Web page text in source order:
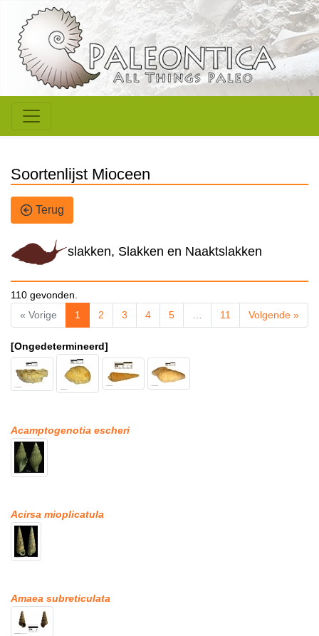
Soortenlijst Mioceen
Terug
slakken, Slakken en Naaktslakken
110 gevonden.
« Vorige
1 2 3 4 5 … 11 Volgende »
[Ongedetermineerd]
Acamptogenotia escheri
Acirsa mioplicatula
Amaea subreticulata